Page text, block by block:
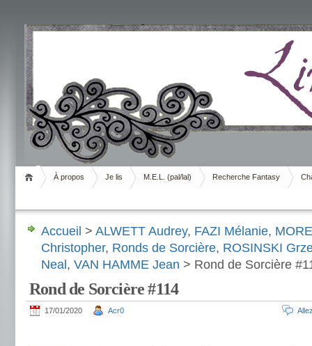
Livrement
À propos Je lis M.E.L. (pal/lal) Recherche Fantasy
Accueil > ALWETT Audrey, FAZI Mélanie,
Christopher, Ronds de Sorcière, ROSINSKI
Neal , VAN HAMME Jean > Rond de Sorcière
Rond de Sorcière #114
17/01/2020 Acr0